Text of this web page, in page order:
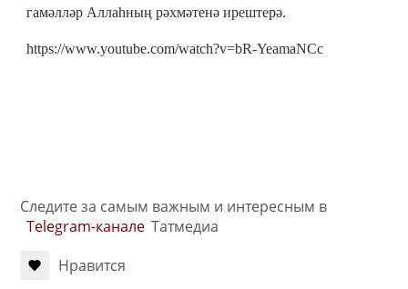
гамәлләр Аллаһның рәхмәтенә ирештерә.
https://www.youtube.com/watch?v=bR-YeamaNCc
Следите за самым важным и интересным в
Telegram-канале Татмедиа
Нравится